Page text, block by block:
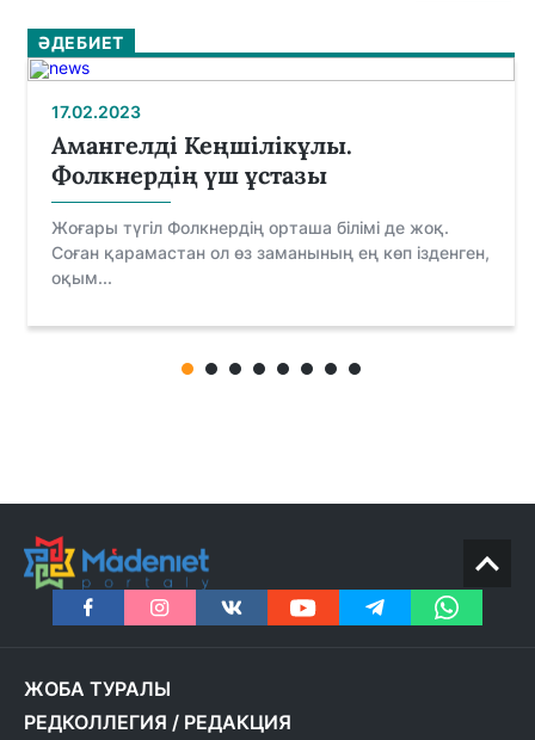
ӘДЕБИЕТ
17.02.2023
Амангелді Кеңшілікұлы.
Фолкнердің үш ұстазы
Жоғары түгіл Фолкнердің орташа білімі де жоқ.
Соған қарамастан ол өз заманының ең көп ізденген,
оқым...
ЖОБА ТУРАЛЫ
РЕДКОЛЛЕГИЯ / РЕДАКЦИЯ